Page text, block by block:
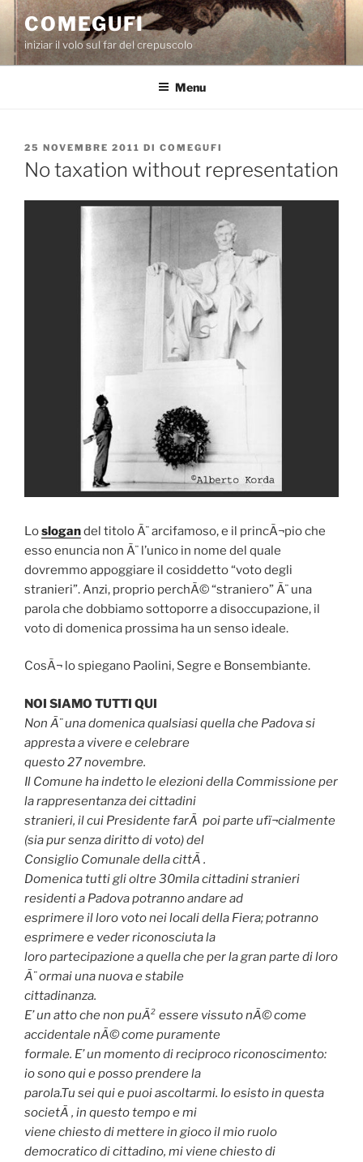
Salta
contenuto
COMEGUFI
iniziar il volo sul far del crepuscolo
Menu
PUBBLICATO
IL
25 NOVEMBRE 2011 DI COMEGUFI
No taxation without representation
Loslogandel titolo Ã¨ arcifamoso, e il princÃ¬pio che
esso enuncia non Ã¨ l’unico in nome del quale
dovremmo appoggiare il cosiddetto “voto degli
stranieri”. Anzi, proprio perchÃ© “straniero” Ã¨ una
parola che dobbiamo sottoporre a disoccupazione, il
voto di domenica prossima ha un senso ideale.
CosÃ¬ lo spiegano Paolini, Segre e Bonsembiante.
NOI SIAMO TUTTI QUI
Non Ã¨ una domenica qualsiasi quella che Padova si
appresta a vivere e celebrare
questo 27 novembre.
Il Comune ha indetto le elezioni della Commissione per
la rappresentanza dei cittadini
stranieri, il cui Presidente farÃ poi parte ufï¬cialmente
(sia pur senza diritto di voto) del
Consiglio Comunale della cittÃ .
Domenica tutti gli oltre 30mila cittadini stranieri
residenti a Padova potranno andare ad
esprimere il loro voto nei locali della Fiera; potranno
esprimere e veder riconosciuta la
loro partecipazione a quella che per la gran parte di loro
Ã¨ ormai una nuova e stabile
cittadinanza.
E’ un atto che non puÃ² essere vissuto nÃ© come
accidentale nÃ© come puramente
formale. E’ un momento di reciproco riconoscimento:
io sono qui e posso prendere la
parola.Tu sei qui e puoi ascoltarmi. Io esisto in questa
societÃ , in questo tempo e mi
viene chiesto di mettere in gioco il mio ruolo
democratico di cittadino, mi viene chiesto di